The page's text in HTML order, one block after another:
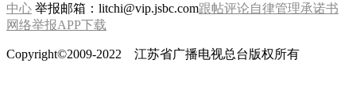
中心 举报邮箱：litchi@vip.jsbc.com跟帖评论自律管理承诺书
网络举报APP下载
Copyright©2009-2022 江苏省广播电视总台版权所有